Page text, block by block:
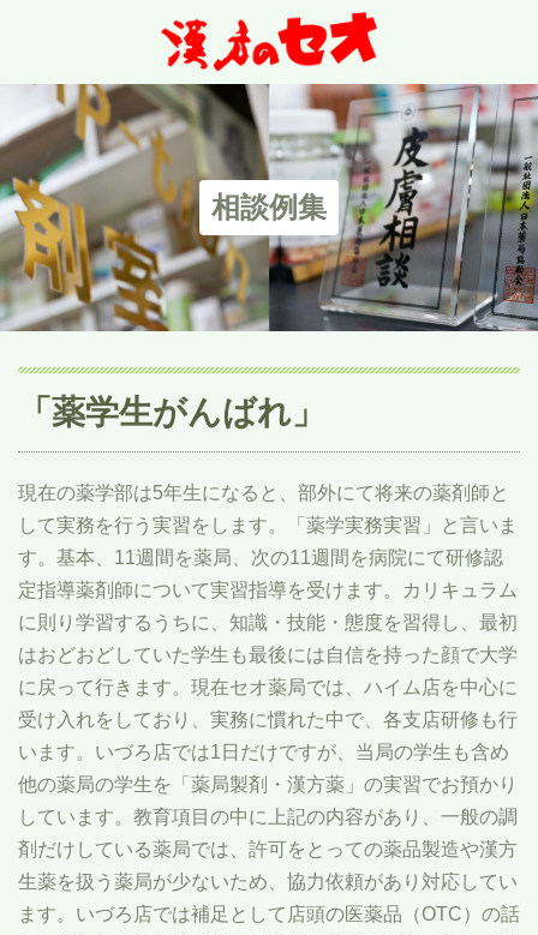
相談例集
「薬学生がんばれ」
現在の薬学部は5年生になると、部外にて将来の薬剤師と
して実務を行う実習をします。「薬学実務実習」と言いま
す。基本、 11週間を薬局、次の11週間を病院にて研修認
定指導薬剤師について実習指導を受けます。カリキュラム
に則り学習するうちに、知識・技能・態度を習得し、最初
はおどおどしていた学生も最後には自信を持った顔で大学
に戻って行きます。現在セオ薬局では、ハイム店を中心に
受け入れをしており、実務に慣れた中で、各支店研修も行
います。いづろ店では1 日だけですが、当局の学生も含め
他の薬局の学生を「薬局製剤・漢方薬」の実習でお預かり
しています。教育項目の中に上記の内容があり、一般の調
剤だけしている薬局では、許可をとっての薬品製造や漢方
生薬を扱う薬局が少ないため、協力依頼があり対応してい
ます。いづろ店では補足として店頭の医薬品（OTC）の話